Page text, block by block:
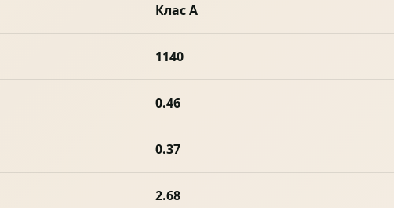
Клас А
1140
0.46
0.37
2.68